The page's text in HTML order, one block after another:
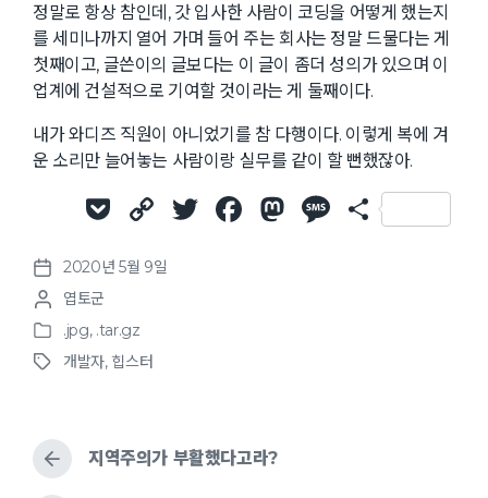
정말로 항상 참인데, 갓 입사한 사람이 코딩을 어떻게 했는지
를 세미나까지 열어 가며 들어 주는 회사는 정말 드물다는 게
첫째이고, 글쓴이의 글보다는 이 글이 좀더 성의가 있으며 이
업계에 건설적으로 기여할 것이라는 게 둘째이다.
내가 와디즈 직원이 아니었기를 참 다행이다. 이렇게 복에 겨
운 소리만 늘어놓는 사람이랑 실무를 같이 할 뻔했잖아.
P
c
et
C T F
k
M M
P
o
s
d
2020년 5월 9일
P
o
s
t
y
엽토군
P
o
d
.jpg, .tar.gz
T
g
e
개발자,힙스터
지역주의가 부활했다고라?